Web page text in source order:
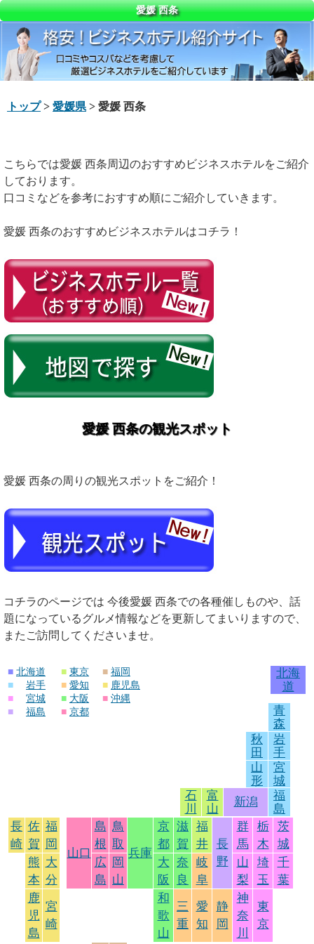
愛媛 西条
トップ> 愛媛県 > 愛媛 西条
こちらでは愛媛 西条周辺のおすすめビジネスホテルをご紹介
しております。
口コミなどを参考におすすめ順にご紹介していきます。
愛媛 西条のおすすめビジネスホテルはコチラ！
愛媛 西条の観光スポット
愛媛 西条の周りの観光スポットをご紹介！
コチラのページでは 今後愛媛 西条での各種催しものや、話
題になっているグルメ情報などを更新してまいりますので、
またご訪問してくださいませ。
■ 北海道
■
岩手
■
宮城
■
福島
■ 東京
■ 愛知
■ 大阪
■ 京都
■ 福岡
■ 鹿児島
■ 沖縄
北海
道
青
森
秋
田
岩
手
山
形
宮
城
石
川
富
山
新潟
福
島
長
崎
佐
賀
福
岡
山口
島
根
鳥
取
兵庫
京
都
滋
賀
福
井
長
野
群
馬
栃
木
茨
城
熊
本
大
分
広
島
岡
山
大
阪
奈
良
岐
阜
山
梨
埼
玉
千
葉
鹿
児
島
宮
崎
和
歌
山
三
重
愛
知
静
岡
神
奈
川
東
京